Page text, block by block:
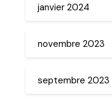
janvier 2024
novembre 2023
septembre 2023